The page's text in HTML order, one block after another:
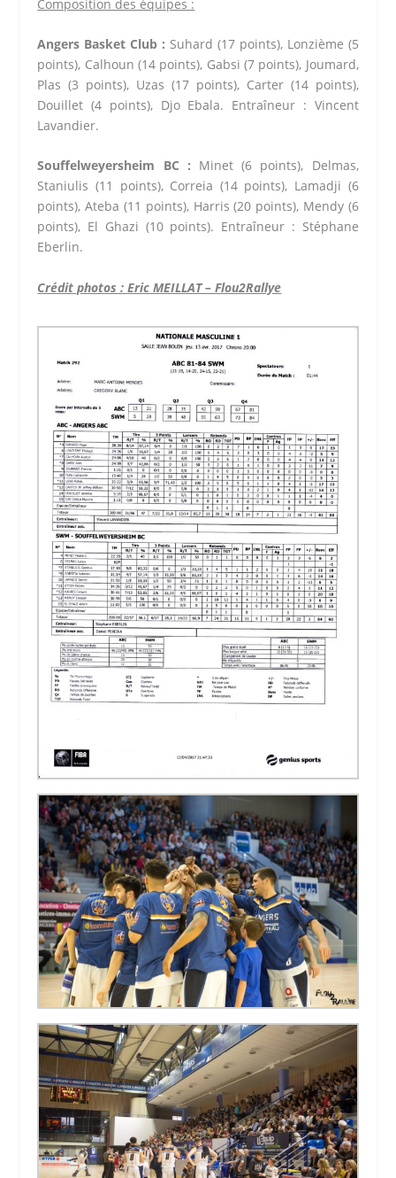
Composition des équipes :
Angers Basket Club : Suhard (17 points), Lonzième (5
points), Calhoun (14 points), Gabsi (7 points), Joumard,
Plas (3 points), Uzas (17 points), Carter (14 points),
Douillet (4 points), Djo Ebala. Entraîneur : Vincent
Lavandier.
Souffelweyersheim BC : Minet (6 points), Delmas,
Staniulis (11 points), Correia (14 points), Lamadji (6
points), Ateba (11 points), Harris (20 points), Mendy (6
points), El Ghazi (10 points). Entraîneur : Stéphane
Eberlin.
Crédit photos : Eric MEILLAT – Flou2Rallye